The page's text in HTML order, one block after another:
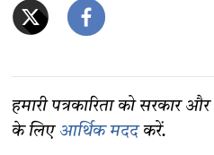
हमारी पत्रकारिता को सरकार
के लिए आर्थिक मददकरें.